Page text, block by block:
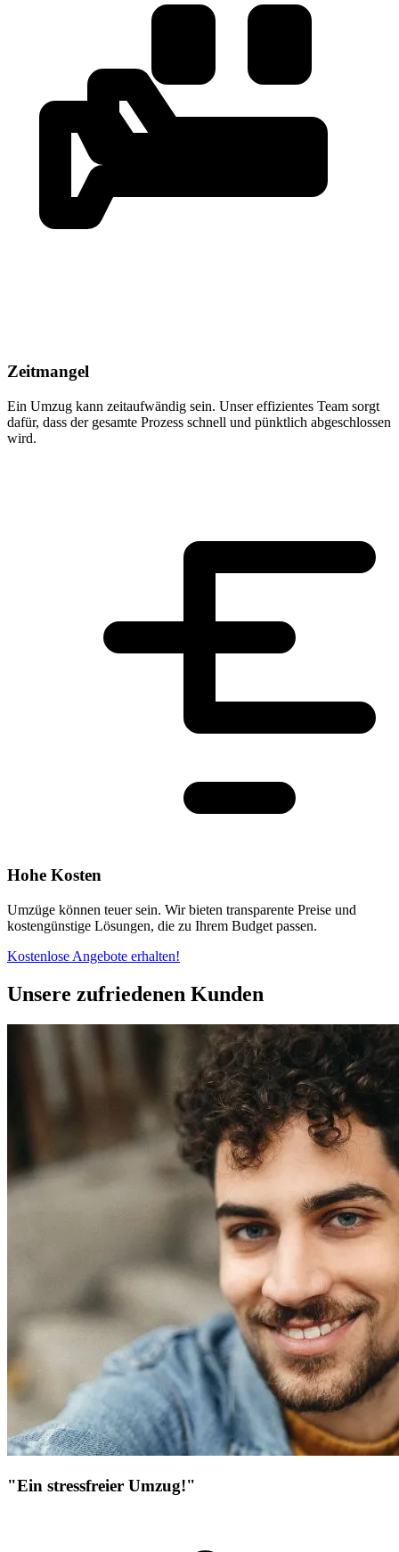
Zeitmangel
Ein Umzug kann zeitaufwändig sein. Unser effizientes Team sorgt
dafür, dass der gesamte Prozess schnell und pünktlich abgeschlossen
wird.
Hohe Kosten
Umzüge können teuer sein. Wir bieten transparente Preise und
kostengünstige Lösungen, die zu Ihrem Budget passen.
Kostenlose Angebote erhalten!
Unsere zufriedenen Kunden
"Ein stressfreier Umzug!"